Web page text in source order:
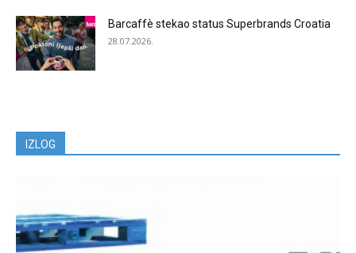
Barcaffè stekao status Superbrands Croatia
28.07.2026.
IZLOG